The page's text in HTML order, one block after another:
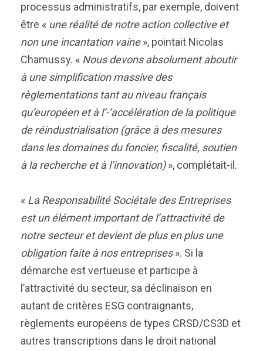
processus administratifs, par exemple, doivent
être « une réalité de notre action collective et
non une incantation vaine», pointait Nicolas
Chamussy. « Nous devons absolument aboutir
à une simplification massive des
règlementations tant au niveau français
qu’européen et à l’-‘accélération de la politique
de réindustrialisation (grâce à des mesures
dans les domaines du foncier, fiscalité, soutien
à la recherche et à l’innovation)», complétait-il.
« La Responsabilité Sociétale des Entreprises
est un élément important de l’attractivité de
notre secteur et devient de plus en plus une
obligation faite à nos entreprises». Si la
démarche est vertueuse et participe à
l’attractivité du secteur, sa déclinaison en
autant de critères ESG contraignants,
règlements européens de types CRSD/CS3D et
autres transcriptions dans le droit national